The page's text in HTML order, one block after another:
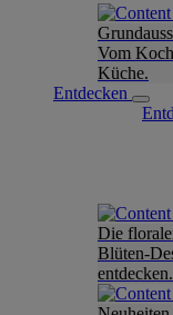
Vom
Küche.
Entdecken
Die
Blüten-
entdecken.